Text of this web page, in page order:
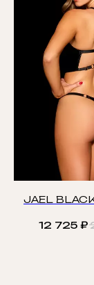
JAEL
12 725 ₽